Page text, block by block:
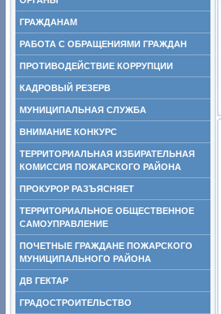
ГРАЖДАНАМ
РАБОТА С ОБРАЩЕНИЯМИ ГРАЖДАН
ПРОТИВОДЕЙСТВИЕ КОРРУПЦИИ
КАДРОВЫЙ РЕЗЕРВ
МУНИЦИПАЛЬНАЯ СЛУЖБА
ВНИМАНИЕ КОНКУРС
ТЕРРИТОРИАЛЬНАЯ ИЗБИРАТЕЛЬНАЯ
КОМИССИЯ ПОЖАРСКОГО РАЙОНА
ПРОКУРОР РАЗЪЯСНЯЕТ
ТЕРРИТОРИАЛЬНОЕ ОБЩЕСТВЕННОЕ
САМОУПРАВЛЕНИЕ
ПОЧЕТНЫЕ ГРАЖДАНЕ ПОЖАРСКОГО
МУНИЦИПАЛЬНОГО РАЙОНА
ДВ ГЕКТАР
ГРАДОСТРОИТЕЛЬСТВО